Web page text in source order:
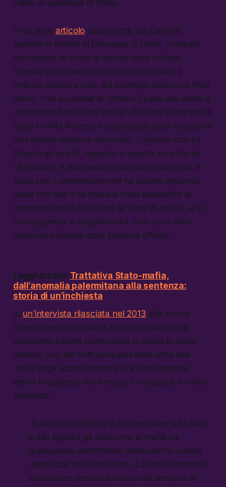
come in quell’aula di Ostia.
In un altro articolo uscito oggi, sul Corriere,
sempre in merito al processo di Ostia, vengono
raccontate le storie di alcune delle vittime.
Queste storie parlano di estorsioni, usura e
omicidi, tentati e non. Ad esempio parlano di Paul
Dociu, che su ordine di Ottavio Spada alle sette di
un mattino bruciò davanti gli uffici del Municipio di
Ostia un’Alfa Romeo. Il proprietario della macchina
non sporse neppure denuncia. Il giudice che ha
firmato gli arresti, riguardo a questa vicenda ha
affermato: “Il dato veramente caratterizzante è
stato che il proprietario non ha sporto denuncia,
ossia che tale è la sfiducia nella possibilità di
intervento dello Stato che le forze di polizia, e in
conseguenza la magistratura, non sono state
neanche notiziate dalla persona offesa.”
Leggi anche: Trattativa Stato-mafia,
dall’anomalia palermitana alla sentenza:
storia di un’inchiesta
In un’intervista rilasciata nel 2013 alla rivista
Limes, veniva chiesto a Pietro Grasso come
potessero essere contrastate le mafie in Italia.
Grasso, uno dei volti principali della lotta alla
mafia negli scorsi decenni, era stato appena
eletto Presidente del Senato. La risposta è molto
semplice:
“Il passo più difficile è riconquistare allo Stato
e alla legalità gli spazi che la mafia ha
guadagnato profittando dell’assenza o della
debolezza delle istituzioni. La mafia continua
ad esistere perché fornisce dei servizi e in